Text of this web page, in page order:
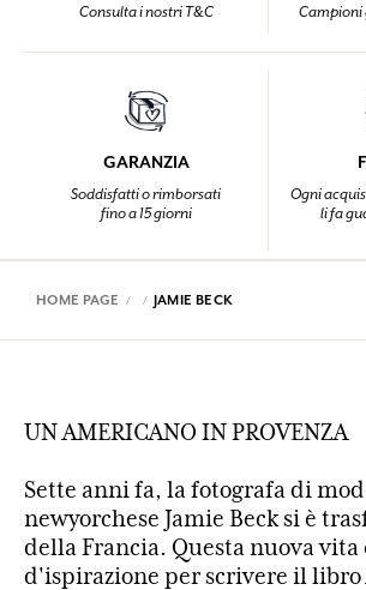
Consulta i nostri T&C Campioni
GARANZIA
Soddisfatti o rimborsati
fino a 15 giorni
Ogni
li fa
HOME PAGE JAMIE BECK
UN AMERICANO IN PROVENZA
Sette anni fa, la fotografa di
newyorchese Jamie Beck si è
della Francia. Questa nuova vita
d'ispirazione per scrivere il libro